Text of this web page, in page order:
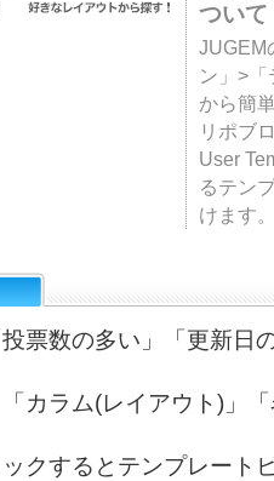
ついて
JUGEM
ン」>
から簡
リポブ
User
るテン
けます
票数の多い」「更新日
カラム(レイアウト)」
クするとテンプレート